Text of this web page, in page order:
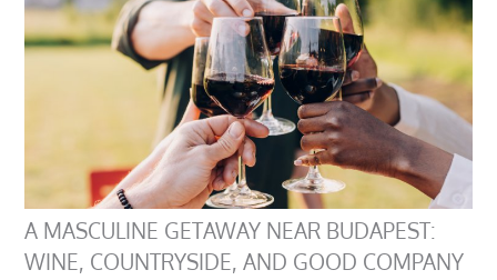
A MASCULINE GETAWAY NEAR BUDAPEST:
WINE, COUNTRYSIDE, AND GOOD COMPANY